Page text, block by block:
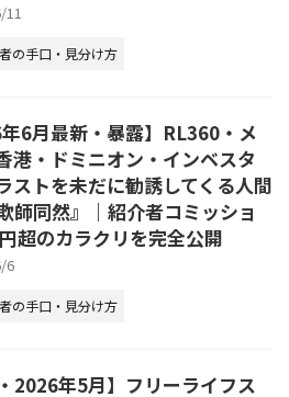
11
の手口・見分け方
年6月最新・暴露】RL360・メ
港・ドミニオン・インベスタ
ストを未だに勧誘してくる人間
師同然』｜紹介者コミッショ
超のカラクリを完全公開
6
の手口・見分け方
・2026年5月】フリーライフス